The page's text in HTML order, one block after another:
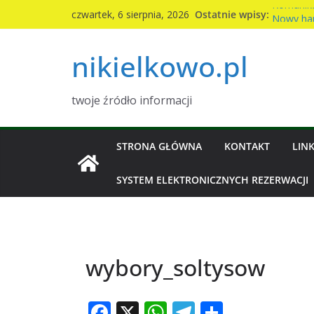
do
czwartek, 6 sierpnia, 2026 Ostatnie wpisy:
Nowy
nikielkowo.pl
twoje źródło informacji
STRONA GŁÓWNA KONTAKT
SYSTEM ELEKTRONICZNYCH REZERWACJI
wybory_soltysow